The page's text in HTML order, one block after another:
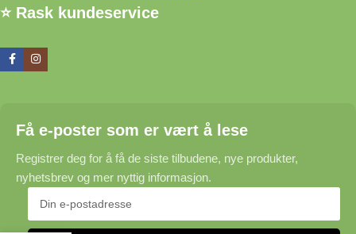
⭐ Rask kundeservice
Få e-poster som er vært å lese
Registrer deg for å få de siste tilbudene, nye produkter,
nyhetsbrev og mer nyttig informasjon.